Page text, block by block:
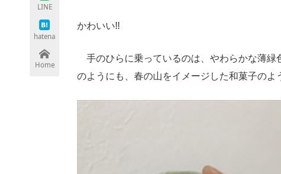
LINE
hatena
Home
かわいい!!
手のひらに乗っているのは、やわらかな薄緑
のようにも、春の山をイメージした和菓子のよ